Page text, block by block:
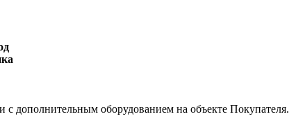
дополнительным оборудованием на объекте Покупателя.